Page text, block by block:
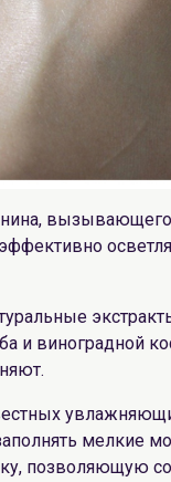
и виноградной
мелкие
позволяющую